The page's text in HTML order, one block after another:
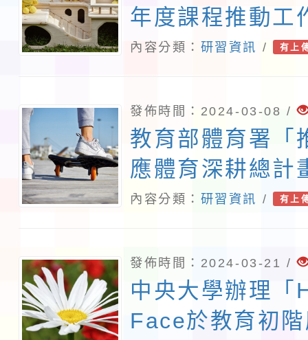
年度課程推動工
學輔導組語文領
土語文差異化教
一案。
內容分類： 研習資訊 / 有上
發佈時間：2024-03-08 /
教育部體育署「
應體育深耕總計
一「北區-適應
內容分類： 研習資訊 / 有上
發佈時間：2024-03-21 /
中央大學辦理「
Face於教育初